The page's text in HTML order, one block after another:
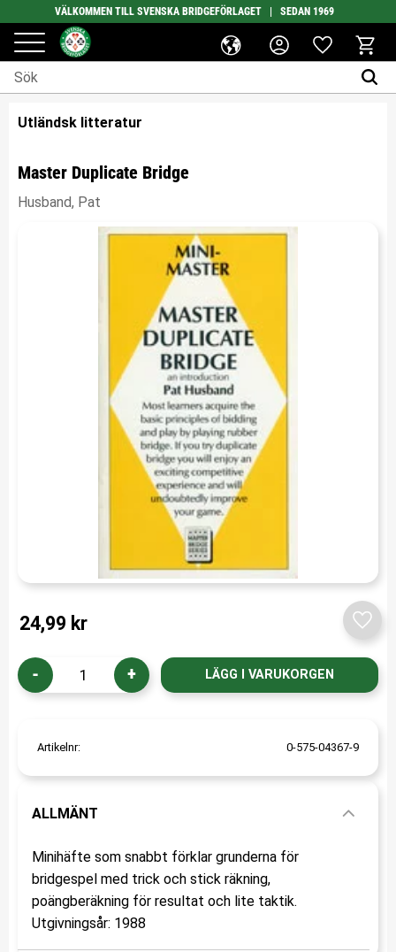
Meny
VÄLKOMMEN TILL SVENSKA BRIDGEFÖRLAGET | SEDAN 1969
Favoriter
Utländsk litteratur
Master Duplicate Bridge
Husband, Pat
24,99 kr
+
-
Artikelnr 0-575-04367-9
ALLMÄNT
Minihäfte som snabbt förklar grunderna för
bridgespel med trick och stick räkning,
poängberäkning för resultat och lite taktik.
Utgivningsår: 1988